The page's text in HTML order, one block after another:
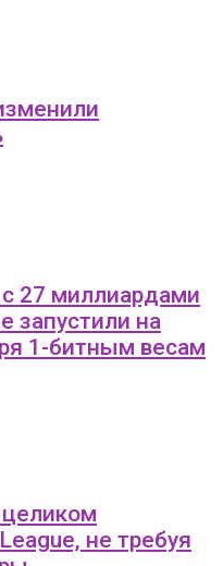
27 миллиардами
запустили на
1-битным весам
не требуя